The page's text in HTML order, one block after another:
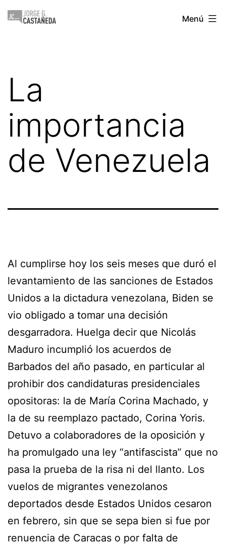
Saltar
Jorge
Menú
La
importancia
de Venezuela
Al cumplirse hoy los seis meses que duró el
levantamiento de las sanciones de Estados
Unidos a la dictadura venezolana, Biden se
vio obligado a tomar una decisión
desgarradora. Huelga decir que Nicolás
Maduro incumplió los acuerdos de
Barbados del año pasado, en particular al
prohibir dos candidaturas presidenciales
opositoras: la de María Corina Machado, y
la de su reemplazo pactado, Corina Yoris.
Detuvo a colaboradores de la oposición y
ha promulgado una ley “antifascista” que no
pasa la prueba de la risa ni del llanto. Los
vuelos de migrantes venezolanos
deportados desde Estados Unidos cesaron
en febrero, sin que se sepa bien si fue por
renuencia de Caracas o por falta de